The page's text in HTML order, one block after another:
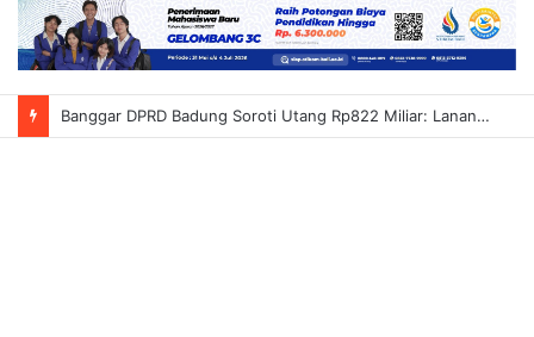
Banggar DPRD Badung Soroti Utang Rp822 Miliar: Lanang Umbara Minta Pemerataan Pembangunan Hingga Petang Dalam KUA-PPAS 2027